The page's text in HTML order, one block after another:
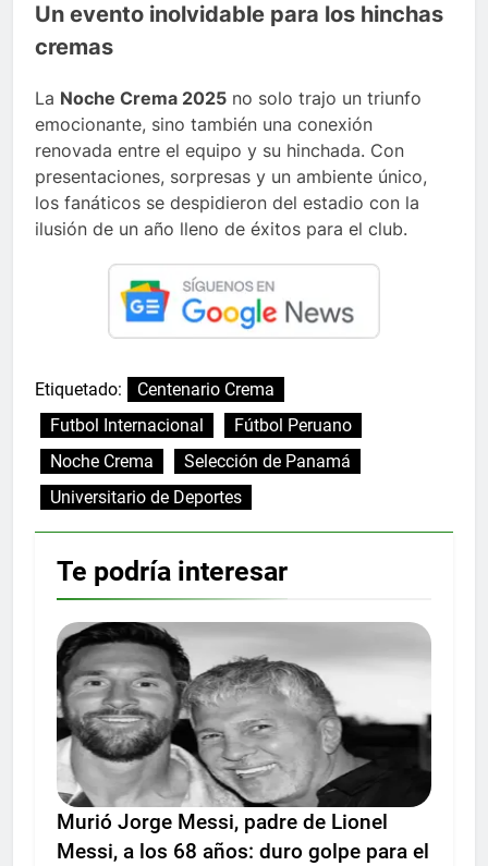
Un evento inolvidable para los hinchas
cremas
La Noche Crema 2025 no solo trajo un triunfo
emocionante, sino también una conexión
renovada entre el equipo y su hinchada. Con
presentaciones, sorpresas y un ambiente único,
los fanáticos se despidieron del estadio con la
ilusión de un año lleno de éxitos para el club.
Etiquetado:
Centenario Crema
Futbol Internacional
Fútbol Peruano
Noche Crema
Selección de Panamá
Universitario de Deportes
Te podría interesar
Murió Jorge Messi, padre de Lionel
Messi, a los 68 años: duro golpe para el